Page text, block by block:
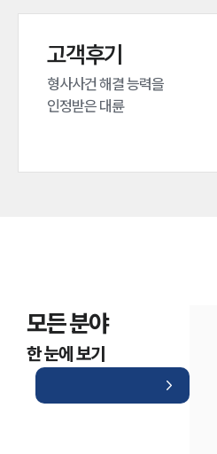
고객후기
형사사건 해결 능력을
인정받은 대륜
모든 분야
한 눈에 보기